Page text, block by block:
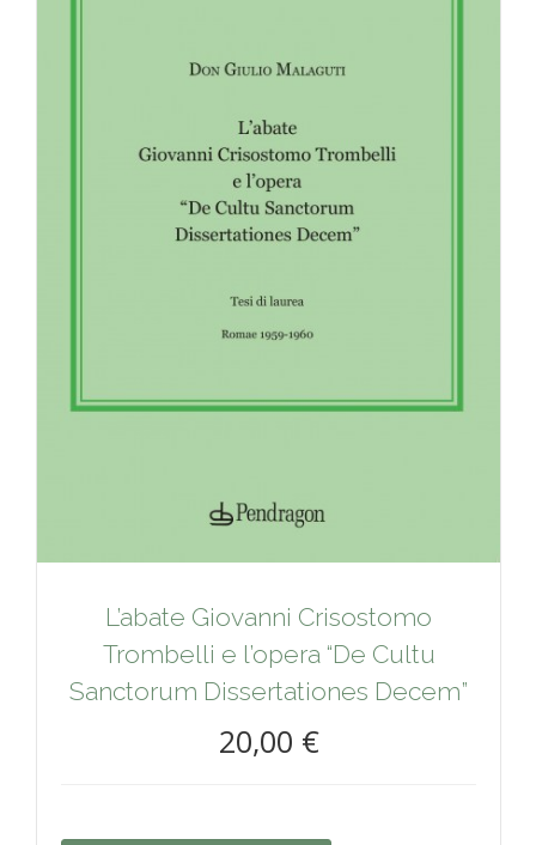
L’abate Giovanni Crisostomo
Trombelli e l’opera “De Cultu
Sanctorum Dissertationes Decem”
20,00 €